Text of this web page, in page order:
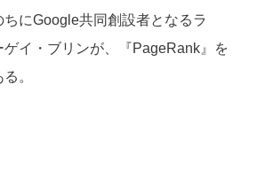
にGoogle共同創設者となるラ
ゲイ・ブリンが、『PageRank』を
。